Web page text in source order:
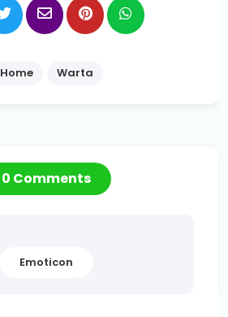
Home Warta
0 Comments
Emoticon